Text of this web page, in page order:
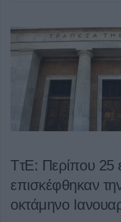
ΤτΕ: Περίπου 25
επισκέφθηκαν
οκτάμηνο